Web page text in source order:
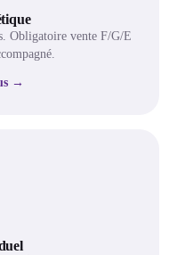
Obligatoire vente F/G/E
→